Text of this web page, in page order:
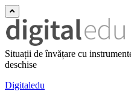
Situații de învățare cu
deschise
Digitaledu